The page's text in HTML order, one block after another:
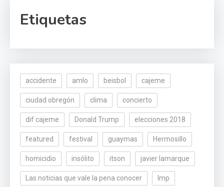
Etiquetas
accidente amlo beisbol cajeme
ciudad obregón clima concierto
dif cajeme Donald Trump elecciones 2018
featured festival guaymas Hermosillo
homicidio insólito itson javier lamarque
Las noticias que vale la pena conocer lmp